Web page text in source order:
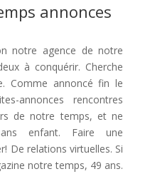
annonces
notre agence de notre
à conquérir. Cherche
Comme annoncé fin le
annonces rencontres
de notre temps, et ne
enfant. Faire une
De relations virtuelles. Si
notre temps, 49 ans.